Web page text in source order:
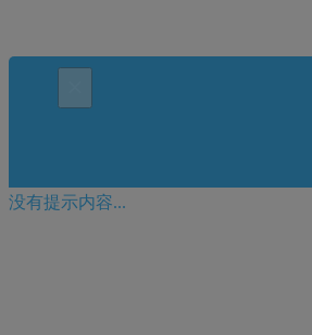
没有提示内容...